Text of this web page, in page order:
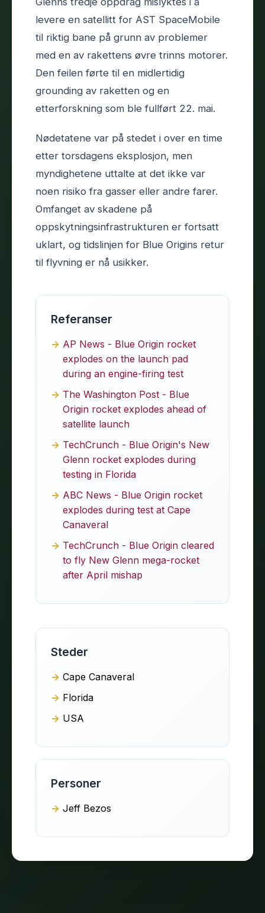
levere en satellitt for AST SpaceMobile
til riktig bane på grunn av problemer
med en av rakettens øvre trinns motorer.
Den feilen førte til en midlertidig
grounding av raketten og en
etterforskning som ble fullført 22. mai.
Nødetatene var på stedet i over en time
etter torsdagens eksplosjon, men
myndighetene uttalte at det ikke var
noen risiko fra gasser eller andre farer.
Omfanget av skadene på
oppskytningsinfrastrukturen er fortsatt
uklart, og tidslinjen for Blue Origins retur
til flyvning er nå usikker.
Referanser
AP News - Blue Origin rocket
explodes on the launch pad
during an engine-firing test
The Washington Post - Blue
Origin rocket explodes ahead of
satellite launch
TechCrunch - Blue Origin's New
Glenn rocket explodes during
testing in Florida
ABC News - Blue Origin rocket
explodes during test at Cape
Canaveral
TechCrunch - Blue Origin cleared
to fly New Glenn mega-rocket
after April mishap
Steder
Cape Canaveral
Florida
USA
Personer
Jeff Bezos